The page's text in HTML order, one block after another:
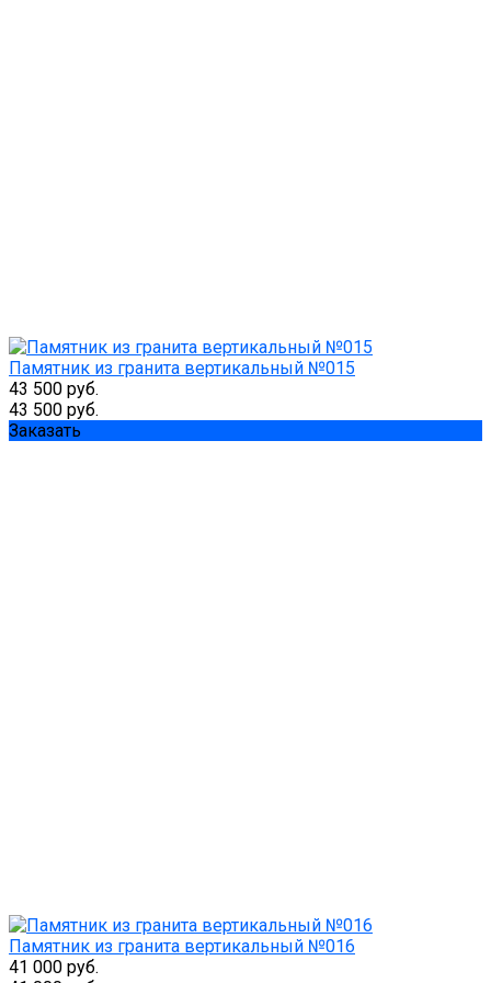
Памятник из гранита вертикальный №015
43 500 руб.
43 500 руб.
Заказать
Памятник из гранита вертикальный №016
41 000 руб.